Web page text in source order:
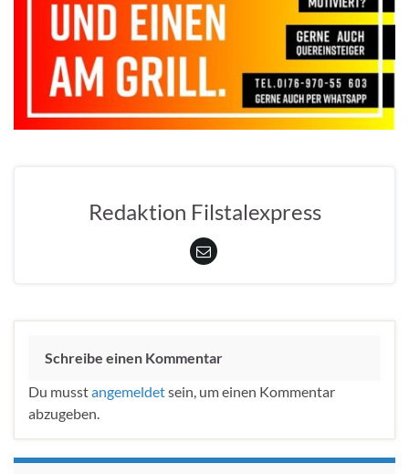
Redaktion Filstalexpress
Schreibe einen Kommentar
Du musstangemeldetsein, um einen Kommentar
abzugeben.